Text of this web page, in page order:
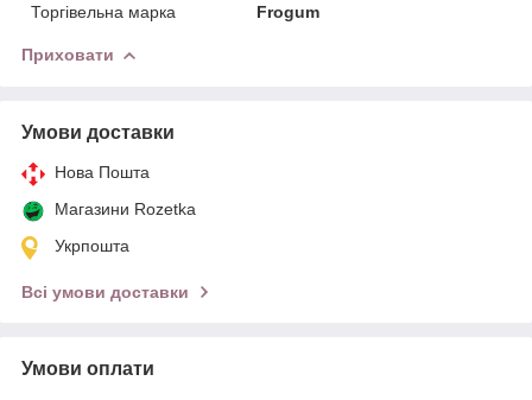
Торгівельна марка
Frogum
Приховати
Умови доставки
Нова Пошта
Магазини Rozetka
Укрпошта
Всі умови доставки
Умови оплати